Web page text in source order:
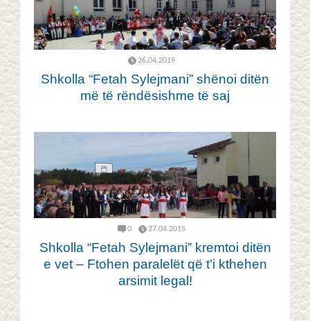
26.04.2019
Shkolla “Fetah Sylejmani” shënoi ditën
më të rëndësishme të saj
0 27.04.2015
Shkolla “Fetah Sylejmani” kremtoi ditën
e vet – Ftohen paralelët që t’i kthehen
arsimit legal!